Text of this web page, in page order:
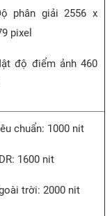
phân giải 2556 x
pixel
độ điểm ảnh 460
chuẩn: 1000 nit
1600 nit
trời: 2000 nit